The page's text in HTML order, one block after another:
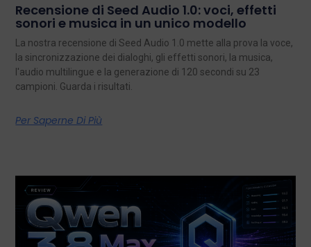
Recensione di Seed Audio 1.0: voci, effetti
sonori e musica in un unico modello
La nostra recensione di Seed Audio 1.0 mette alla prova la voce,
la sincronizzazione dei dialoghi, gli effetti sonori, la musica,
l'audio multilingue e la generazione di 120 secondi su 23
campioni. Guarda i risultati.
Per Saperne Di Più